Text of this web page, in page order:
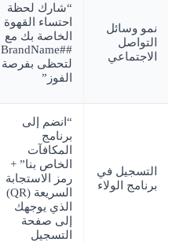
نمو وسائل
التواصل
الاجتماعي
“شارك لحظة
احتساء القهوة
الخاصة بك مع
##BrandName
لتحظى بفرصة
الفوز”
التسجيل في
برنامج الولاء
“انضم إلى
برنامج
المكافآت
الخاص بنا” +
رمز الاستجابة
السريعة (QR)
الذي يوجهك
إلى صفحة
التسجيل